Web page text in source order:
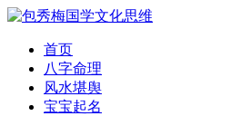
首页
八字命理
风水堪舆
宝宝起名